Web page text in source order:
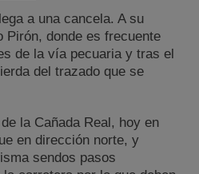
a una cancela. A su
Pirón, donde es frecuente
de la vía pecuaria y tras el
del trazado que se
la Cañada Real, hoy en
en dirección norte, y
sendos pasos